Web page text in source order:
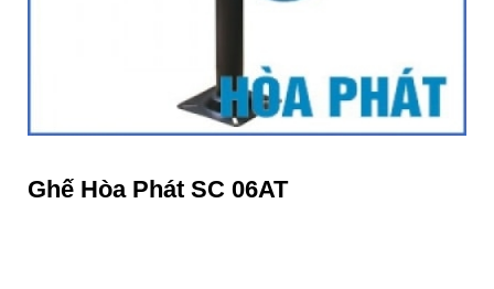
Ghế Hòa Phát SC 06AT